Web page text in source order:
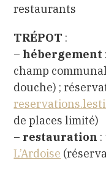
restaurants
TRÉPOT :
– hébergement
champ
douche) ;
de places limité)
– restauration
L’Ardoise